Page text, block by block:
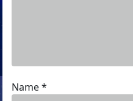
Name*